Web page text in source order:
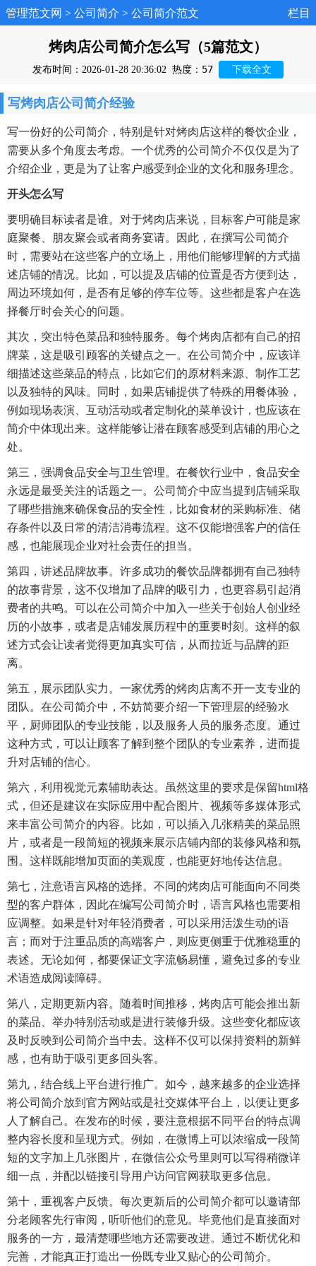
管理范文网 > 公司简介 > 公司简介范文 栏目
烤肉店公司简介怎么写（5篇范文）
发布时间：2026-01-28 20:36:02 热度： 57 下载全文
写烤肉店公司简介经验
写一份好的公司简介，特别是针对烤肉店这样的餐饮企业，
需要从多个角度去考虑。一个优秀的公司简介不仅仅是为了
介绍企业，更是为了让客户感受到企业的文化和服务理念。
开头怎么写
要明确目标读者是谁。对于烤肉店来说，目标客户可能是家
庭聚餐、朋友聚会或者商务宴请。因此，在撰写公司简介
时，需要站在这些客户的立场上，用他们能够理解的方式描
述店铺的情况。比如，可以提及店铺的位置是否方便到达，
周边环境如何，是否有足够的停车位等。这些都是客户在选
择餐厅时会关心的问题。
其次，突出特色菜品和独特服务。每个烤肉店都有自己的招
牌菜，这是吸引顾客的关键点之一。在公司简介中，应该详
细描述这些菜品的特点，比如它们的原材料来源、制作工艺
以及独特的风味。同时，如果店铺提供了特殊的用餐体验，
例如现场表演、互动活动或者定制化的菜单设计，也应该在
简介中体现出来。这样能够让潜在顾客感受到店铺的用心之
处。
第三，强调食品安全与卫生管理。在餐饮行业中，食品安全
永远是最受关注的话题之一。公司简介中应当提到店铺采取
了哪些措施来确保食品的安全性，比如食材的采购标准、储
存条件以及日常的清洁消毒流程。这不仅能增强客户的信任
感，也能展现企业对社会责任的担当。
第四，讲述品牌故事。许多成功的餐饮品牌都拥有自己独特
的故事背景，这不仅增加了品牌的吸引力，也更容易引起消
费者的共鸣。可以在公司简介中加入一些关于创始人创业经
历的小故事，或者是店铺发展历程中的重要时刻。这样的叙
述方式会让读者觉得更加真实可信，从而拉近与品牌的距
离。
第五，展示团队实力。一家优秀的烤肉店离不开一支专业的
团队。在公司简介中，不妨简要介绍一下管理层的经验水
平，厨师团队的专业技能，以及服务人员的服务态度。通过
这种方式，可以让顾客了解到整个团队的专业素养，进而提
升对店铺的信心。
第六，利用视觉元素辅助表达。虽然这里的要求是保留html格
式，但还是建议在实际应用中配合图片、视频等多媒体形式
来丰富公司简介的内容。比如，可以插入几张精美的菜品照
片，或者是一段简短的视频来展示店铺内部的装修风格和氛
围。这样既能增加页面的美观度，也能更好地传达信息。
第七，注意语言风格的选择。不同的烤肉店可能面向不同类
型的客户群体，因此在编写公司简介时，语言风格也需要相
应调整。如果是针对年轻消费者，可以采用活泼生动的语
言；而对于注重品质的高端客户，则应更侧重于优雅稳重的
表述。无论如何，都要保证文字流畅易懂，避免过多的专业
术语造成阅读障碍。
第八，定期更新内容。随着时间推移，烤肉店可能会推出新
的菜品、举办特别活动或是进行装修升级。这些变化都应该
及时反映到公司简介当中去。这样不仅可以保持资料的新鲜
感，也有助于吸引更多回头客。
第九，结合线上平台进行推广。如今，越来越多的企业选择
将公司简介放到官方网站或是社交媒体平台上，以便让更多
人了解自己。在发布的时候，要注意根据不同平台的特点调
整内容长度和呈现方式。例如，在微博上可以浓缩成一段简
短的文字加上几张图片，在微信公众号里则可以写得稍微详
细一点，并配以链接引导用户访问官网获取更多信息。
第十，重视客户反馈。每次更新后的公司简介都可以邀请部
分老顾客先行审阅，听听他们的意见。毕竟他们是直接面对
服务的一方，最清楚哪些地方还需要改进。通过不断优化和
完善，才能真正打造出一份既专业又贴心的公司简介。